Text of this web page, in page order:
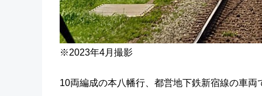
※2023年4月撮影
10両編成の本八幡行、都営地下鉄新宿線の車両